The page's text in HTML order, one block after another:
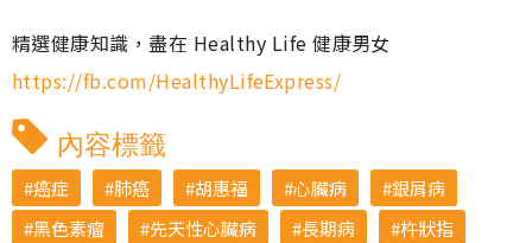
精選健康知識，盡在 Healthy Life 健康男女
https://fb.com/HealthyLifeExpress/
內容標籤
癌症 肺癌 胡惠福 心臟病
銀屑病
黑色素瘤
先天性心臟病 長期病
杵狀指